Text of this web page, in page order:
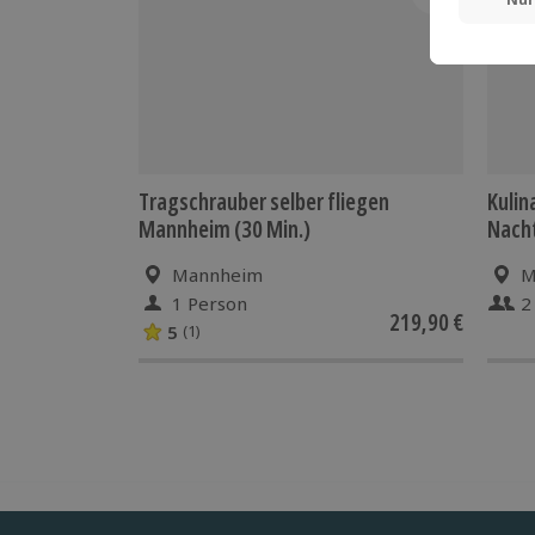
Tragschrauber selber fliegen
Mannheim (30 Min.)
Mannheim
1 Person
5 (1) 219,90 €